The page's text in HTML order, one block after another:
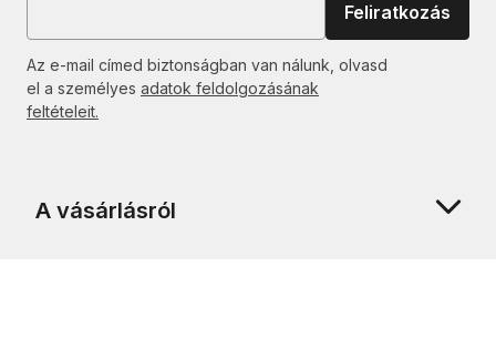
Feliratkozás
Az e-mail címed biztonságban van nálunk, olvasd
el a személyes adatok feldolgozásának
feltételeit.
A vásárlásról